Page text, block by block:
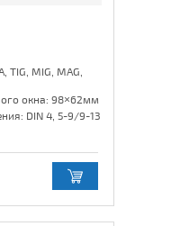
TIG, MIG, MAG,
окна: 98×62мм
DIN 4, 5-9/9-13